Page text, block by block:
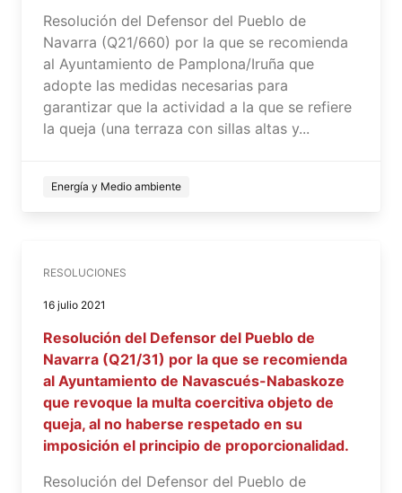
Resolución del Defensor del Pueblo de
Navarra (Q21/660) por la que se recomienda
al Ayuntamiento de Pamplona/Iruña que
adopte las medidas necesarias para
garantizar que la actividad a la que se refiere
la queja (una terraza con sillas altas y...
Energía y Medio ambiente
RESOLUCIONES
16 julio 2021
Resolución del Defensor del Pueblo de
Navarra (Q21/31) por la que se recomienda
al Ayuntamiento de Navascués-Nabaskoze
que revoque la multa coercitiva objeto de
queja, al no haberse respetado en su
imposición el principio de proporcionalidad.
Resolución del Defensor del Pueblo de